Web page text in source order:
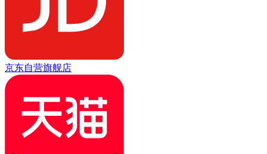
京东自营旗舰店